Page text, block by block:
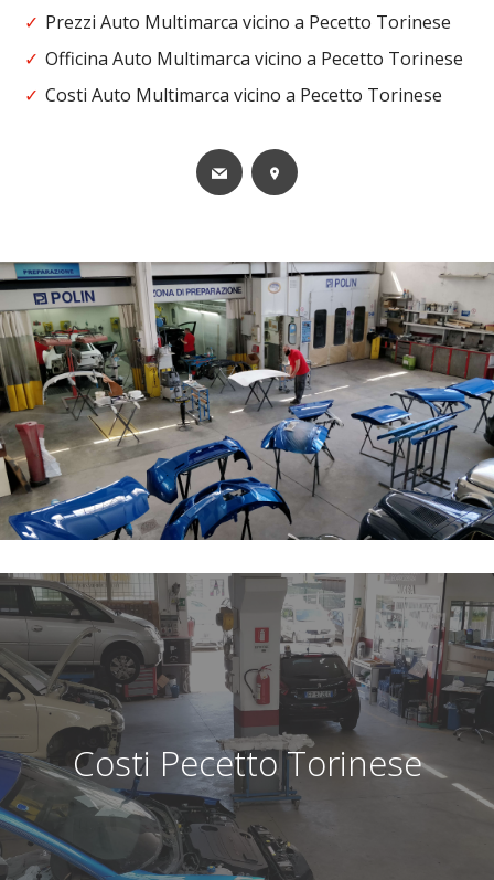
Prezzi Auto Multimarca vicino a Pecetto Torinese
Officina Auto Multimarca vicino a Pecetto Torinese
Costi Auto Multimarca vicino a Pecetto Torinese
Costi Pecetto Torinese